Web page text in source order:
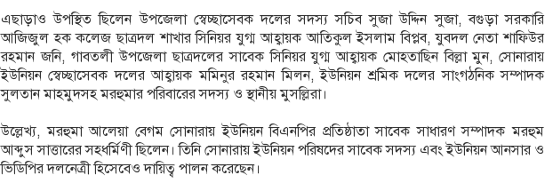
এছাড়াও উপস্থিত ছিলেন উপজেলা স্বেচ্ছাসেবক দলের সদস্য সচিব সুজা উদ্দিন সুজা, বগুড়া সরকারি
আজিজুল হক কলেজ ছাত্রদল শাখার সিনিয়র যুগ্ম আহ্বায়ক আতিকুল ইসলাম বিপ্লব, যুবদল নেতা শাফিউর
রহমান জনি, গাবতলী উপজেলা ছাত্রদলের সাবেক সিনিয়র যুগ্ম আহ্বায়ক মোহতাছিন বিল্লা মুন, সোনারায়
ইউনিয়ন স্বেচ্ছাসেবক দলের আহ্বায়ক মমিনুর রহমান মিলন, ইউনিয়ন শ্রমিক দলের সাংগঠনিক সম্পাদক
সুলতান মাহমুদসহ মরহুমার পরিবারের সদস্য ও স্থানীয় মুসল্লিরা।
উল্লেখ্য, মরহুমা আলেয়া বেগম সোনারায় ইউনিয়ন বিএনপির প্রতিষ্ঠাতা সাবেক সাধারণ সম্পাদক মরহুম
আব্দুস সাত্তারের সহধর্মিণী ছিলেন। তিনি সোনারায় ইউনিয়ন পরিষদের সাবেক সদস্য এবং ইউনিয়ন আনসার ও
ভিডিপির দলনেত্রী হিসেবেও দায়িত্ব পালন করেছেন।